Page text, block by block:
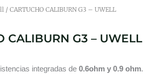
/ CARTUCHO CALIBURN G3 – UWELL
CALIBURN G3 – UWELL
integradas de 0.6ohm y 0.9 ohm.